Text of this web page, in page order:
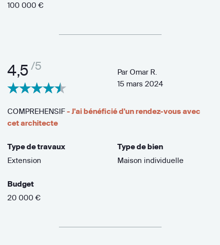
100 000 €
4,5 /5 Par Omar R.
15 mars 2024
COMPREHENSIF - J'ai bénéficié d'un rendez-vous avec
cet architecte
Type de travaux
Extension
Type de bien
Maison individuelle
Budget
20 000 €